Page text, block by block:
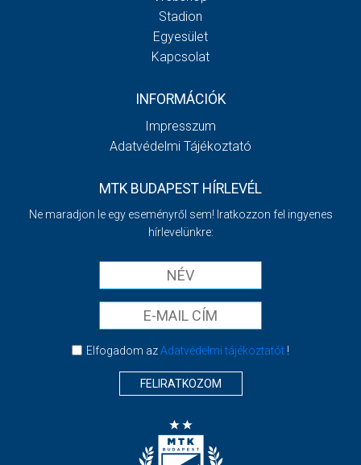
Stadion
Egyesület
Kapcsolat
INFORMÁCIÓK
Impresszum
Adatvédelmi Tájékoztató
MTK BUDAPEST HÍRLEVÉL
Ne maradjon le egy eseményről sem! Iratkozzon fel ingyenes
hírlevelünkre:
Elfogadom azAdatvédelmi tájékoztatót!
FELIRATKOZOM